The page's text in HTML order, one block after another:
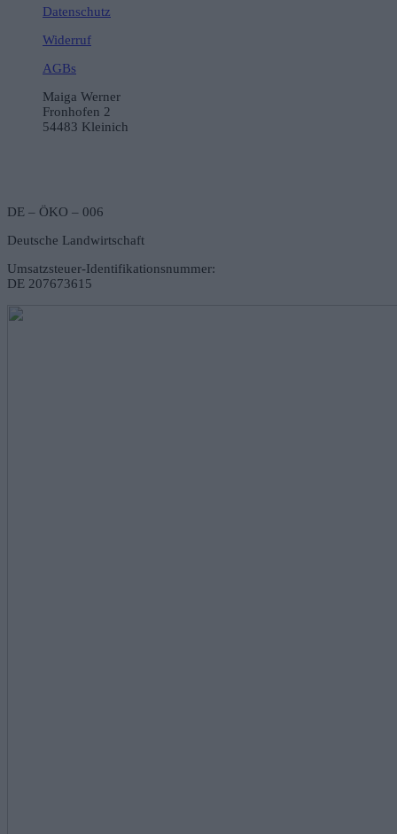
Datenschutz
Widerruf
AGBs
Maiga Werner
Fronhofen 2
54483 Kleinich
DE – ÖKO – 006
Deutsche Landwirtschaft
Umsatzsteuer-Identifikationsnummer:
DE 207673615